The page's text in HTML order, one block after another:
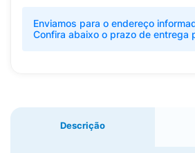
Enviamos para o endereço
Confira abaixo o prazo de entrega
Descrição